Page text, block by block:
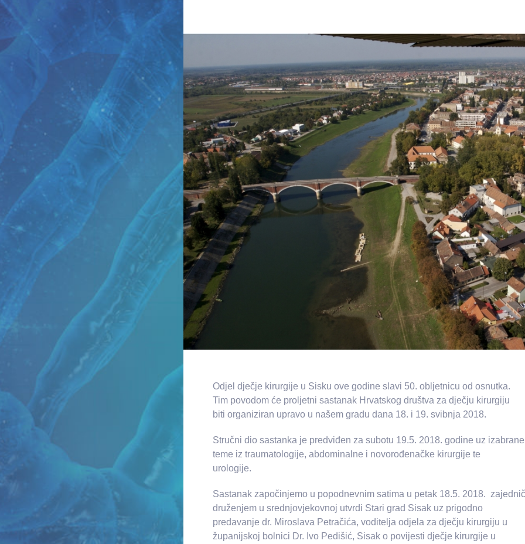
Odjel dječje kirurgije u Sisku ove godine slavi 50. obljetnicu od osnutka.
Tim povodom će proljetni sastanak Hrvatskog društva za dječju kirurgiju
biti organiziran upravo u našem gradu dana 18. i 19. svibnja 2018.
Stručni dio sastanka je predviđen za subotu 19.5. 2018. godine uz izabrane
teme iz traumatologije, abdominalne i novorođenačke kirurgije te
urologije.
Sastanak započinjemo u popodnevnim satima u petak 18.5. 2018.
druženjem u srednjovjekovnoj utvrdi Stari grad Sisak uz prigodno
predavanje dr. Miroslava Petračića, voditelja odjela za dječju kirurgiju u
županijskoj bolnici Dr. Ivo Pedišić, Sisak o povijesti dječje kirurgije u